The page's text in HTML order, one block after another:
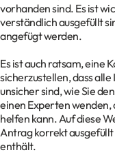
vorhanden sind. Es ist
verständlich ausgefüllt
angefügt werden.
Es ist auch ratsam, eine
sicherzustellen, dass
unsicher sind, wie Sie
einen Experten wenden,
helfen kann. Auf diese
Antrag korrekt
enthält.